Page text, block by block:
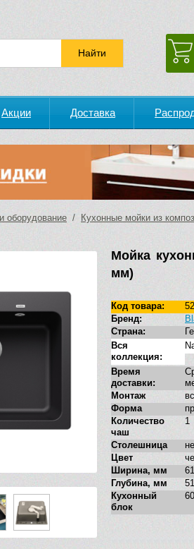
Акции Доставка
оборудование / Кухонные мойки из
Мойка
мм)
Код товара:
Бренд:
Страна:
Вся
коллекция:
Время
доставки:
Монтаж
Форма
Количество
чаш
1
Столешница
Цвет
Ширина, мм
Глубина, мм
Кухонный
блок